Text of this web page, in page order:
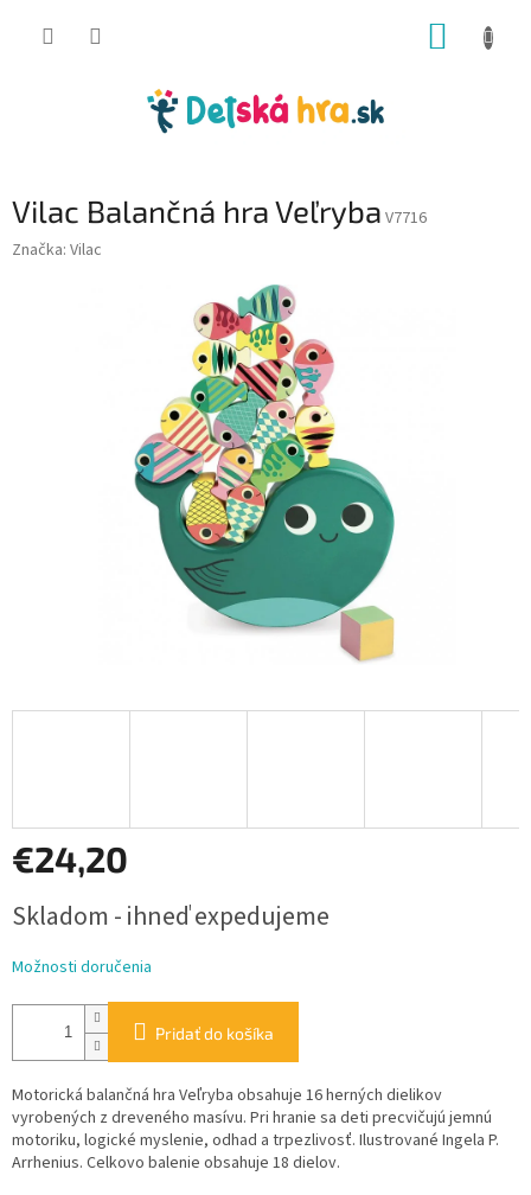
Vilac Balančná hra Veľryba V7716
Značka: Vilac
€24,20
cena:
Skladom - ihneď expedujeme
Možnosti doručenia
Pridať do košíka
Motorická balančná hra Veľryba obsahuje 16 herných dielikov
vyrobených z dreveného masívu. Pri hranie sa deti precvičujú jemnú
motoriku, logické myslenie, odhad a trpezlivosť. Ilustrované Ingela P.
Arrhenius. Celkovo balenie obsahuje 18 dielov.